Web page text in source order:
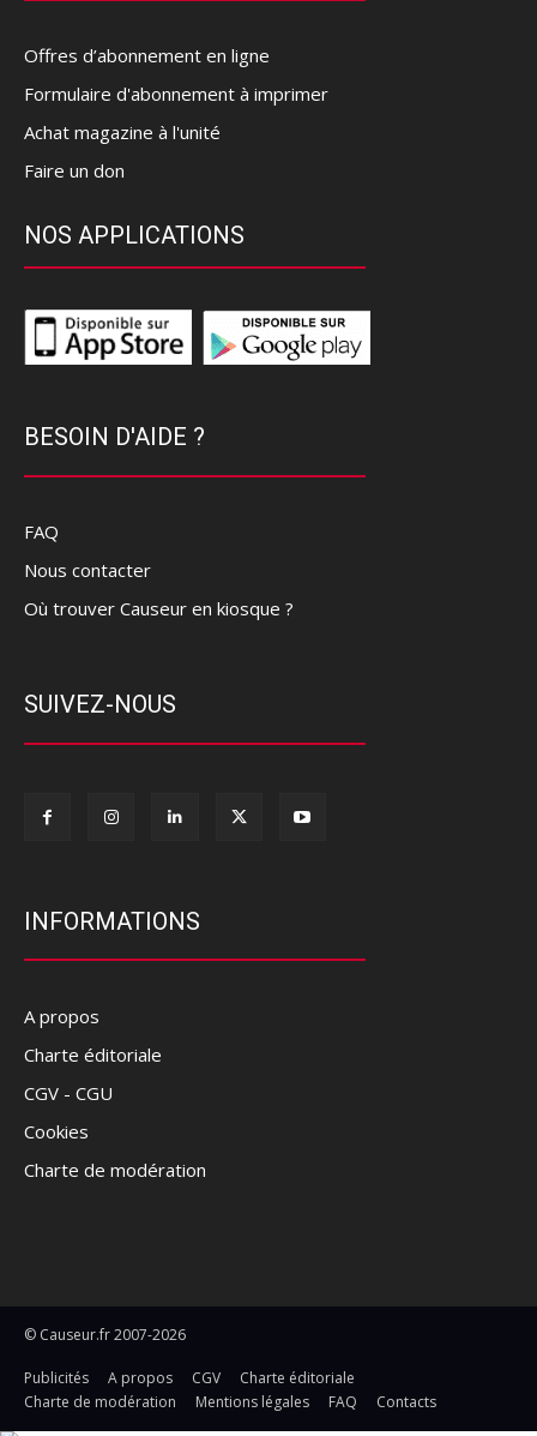
Offres d’abonnement en ligne
Formulaire d'abonnement à imprimer
Achat magazine à l'unité
Faire un don
NOS APPLICATIONS
BESOIN D'AIDE ?
FAQ
Nous contacter
Où trouver Causeur en kiosque ?
SUIVEZ-NOUS
INFORMATIONS
A propos
Charte éditoriale
CGV - CGU
Cookies
Charte de modération
© Causeur.fr 2007-2026
Publicités A propos CGV
Charte éditoriale
Charte de modération
Mentions légales FAQ Contacts